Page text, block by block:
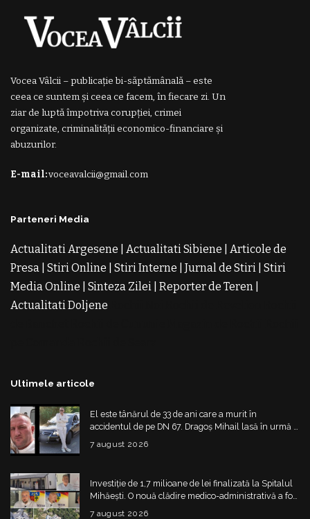
Vocea Vâlcii – publicație bi-săptămânală – este
ceea ce suntem și ceea ce facem, în fiecare zi. Un
ziar de luptă împotriva corupției, crimei
organizate, criminalității economico-financiare și
abuzurilor.
E-mail:voceavalcii@gmail.com
Parteneri Media
Actualitati Argesene Actualitati Sibiene
Articole de
Presa Stiri Online Stiri Interne Jurnal de Stiri Stiri
Media Online
Sinteza Zilei Reporter de Teren
Actualitati Doljene
Ultimele articole
El este tânărul de 33 de ani care a murit în
accidentul de pe DN 67. Dragoș Mihail lasă în urmă o
7 august 2026
Investiție de 1,7 milioane de lei finalizată la Spitalul
Mihăești. O nouă clădire medico-administrativă a fost
construită
7 august 2026